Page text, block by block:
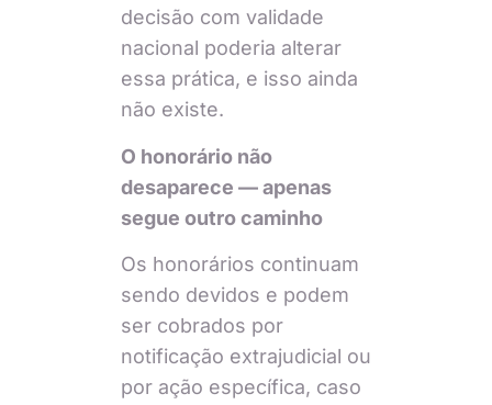
decisão com validade
nacional poderia alterar
essa prática, e isso ainda
não existe.
O honorário não
desaparece — apenas
segue outro caminho
Os honorários continuam
sendo devidos e podem
ser cobrados por
notificação extrajudicial ou
por ação específica, caso